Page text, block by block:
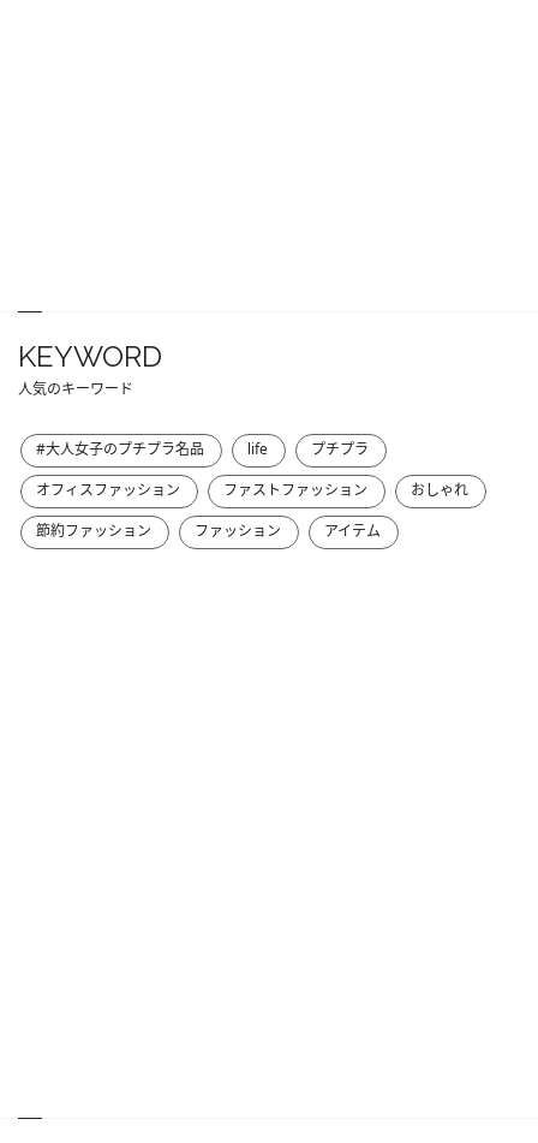
KEYWORD
人気のキーワード
#大人女子のプチプラ名品 life
プチプラ
オフィスファッション
ファストファッション
おしゃれ
節約ファッション
ファッション アイテム